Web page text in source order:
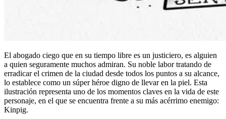
El abogado ciego que en su tiempo libre es un justiciero, es alguien
a quien seguramente muchos admiran. Su noble labor tratando de
erradicar el crimen de la ciudad desde todos los puntos a su alcance,
lo establece como un súper héroe digno de llevar en la piel. Esta
ilustración representa uno de los momentos claves en la vida de este
personaje, en el que se encuentra frente a su más acérrimo enemigo:
Kinpig.